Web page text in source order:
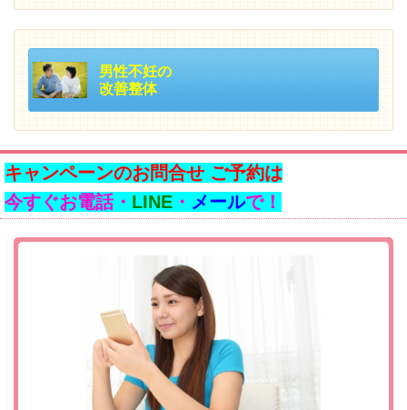
男性不妊の
改善整体
キャンペーンのお問合せ ご予約は
今すぐお電話・ LINE ・ メールで！